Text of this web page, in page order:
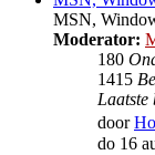
MSN,
Moderator:
180
1415
Laatste
door
do 16